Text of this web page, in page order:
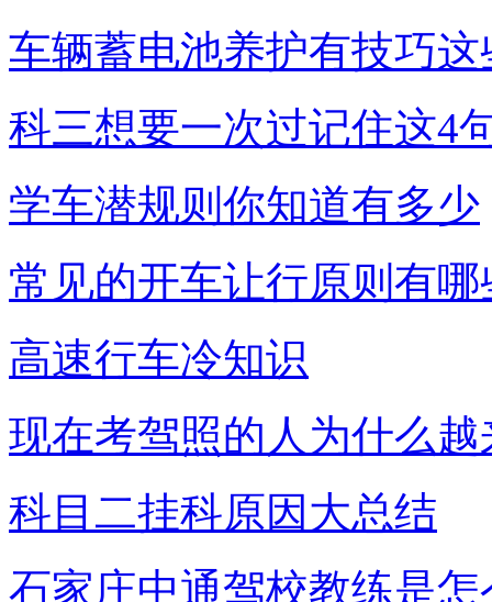
车辆蓄电池养护有技巧这
科三想要一次过记住这4
学车潜规则你知道有多少
常见的开车让行原则有哪
高速行车冷知识
现在考驾照的人为什么越
科目二挂科原因大总结
石家庄中通驾校教练是怎